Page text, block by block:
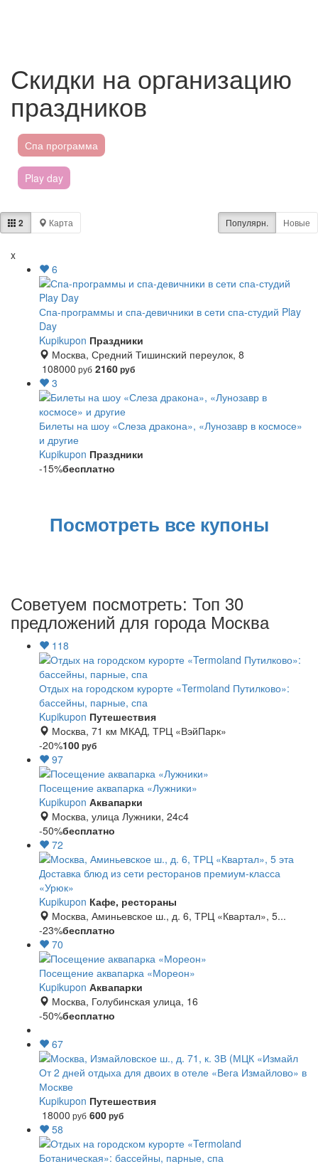
Скидки на организацию
праздников
Спа программа
Play day
Девичник
Пятёрочка
Магнит
Перекресток
Лента
2 Карта Популярн. Новые
x
6
Спа-программы и спа-девичники в сети спа-студий Play
Day
Kupikupon Праздники
Москва, Средний Тишинский переулок, 8
108000 руб 2160руб
3
Билеты на шоу «Слеза дракона», «Лунозавр в космосе»
и другие
Kupikupon Праздники
-15%бесплатно
Посмотреть все купоны
Советуем посмотреть: Топ 30
предложений для города Москва
118
Отдых на городском курорте «Termoland Путилково»:
бассейны, парные, спа
Kupikupon Путешествия
Москва, 71 км МКАД, ТРЦ «ВэйПарк»
-20%100руб
97
Посещение аквапарка «Лужники»
Kupikupon Аквапарки
Москва, улица Лужники, 24с4
-50%бесплатно
72
Доставка блюд из сети ресторанов премиум-класса
«Урюк»
Kupikupon Кафе, рестораны
Москва, Аминьевское ш., д. 6, ТРЦ «Квартал», 5...
-23%бесплатно
70
Посещение аквапарка «Мореон»
Kupikupon Аквапарки
Москва, Голубинская улица, 16
-50%бесплатно
67
От 2 дней отдыха для двоих в отеле «Вега Измайлово» в
Москве
Kupikupon Путешествия
18000 руб 600руб
58